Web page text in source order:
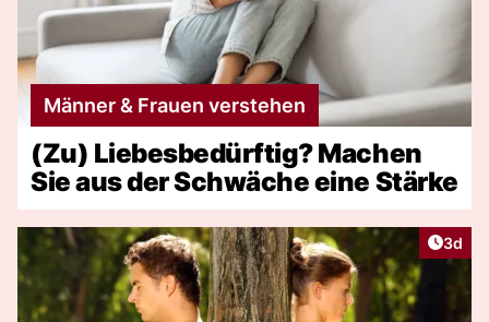
Männer & Frauen verstehen
(Zu) Liebesbedürftig? Machen
Sie aus der Schwäche eine Stärke
3d